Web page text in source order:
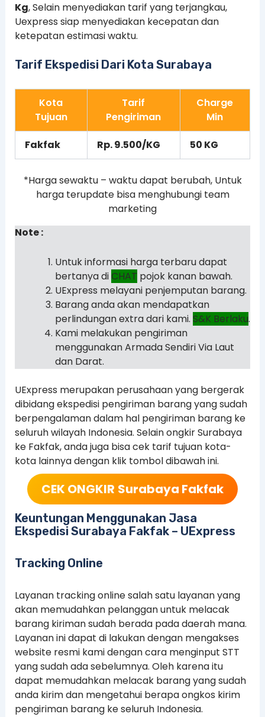
Kg, Selain menyediakan tarif yang terjangkau,
Uexpress siap menyediakan kecepatan dan
ketepatan estimasi waktu.
Tarif Ekspedisi Dari Kota Surabaya
Kota
Tujuan
Tarif
Pengiriman
Charge
Min
Fakfak Rp. 9.500/KG 50 KG
*Harga sewaktu – waktu dapat berubah, Untuk
harga terupdate bisa menghubungi team
marketing
Note :
Untuk informasi harga terbaru dapat
bertanya diCHAT pojok kanan bawah.
UExpress melayani penjemputan barang.
Barang anda akan mendapatkan
perlindungan extra dari kami. S&K Berlaku.
Kami melakukan pengiriman
menggunakan Armada Sendiri Via Laut
dan Darat.
UExpress merupakan perusahaan yang bergerak
dibidang ekspedisi pengiriman barang yang sudah
berpengalaman dalam hal pengiriman barang ke
seluruh wilayah Indonesia. Selain ongkir Surabaya
ke Fakfak, anda juga bisa cek tarif tujuan kota-
kota lainnya dengan klik tombol dibawah ini.
CEK ONGKIR Surabaya Fakfak
Keuntungan Menggunakan Jasa
Ekspedisi Surabaya Fakfak – UExpress
Tracking Online
Layanan tracking online salah satu layanan yang
akan memudahkan pelanggan untuk melacak
barang kiriman sudah berada pada daerah mana.
Layanan ini dapat di lakukan dengan mengakses
website resmi kami dengan cara menginput STT
yang sudah ada sebelumnya. Oleh karena itu
dapat memudahkan melacak barang yang sudah
anda kirim dan mengetahui berapa ongkos kirim
pengiriman barang ke seluruh Indonesia.